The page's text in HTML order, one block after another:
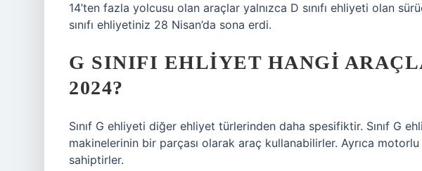
14’ten fazla yolcusu olan araçlar yalnızca D sınıfı ehliyeti olan
sınıfı ehliyetiniz 28 Nisan’da sona erdi.
G SINIFI EHLIYET HANGI
2024?
Sınıf G ehliyeti diğer ehliyet türlerinden daha spesifiktir. Sınıf G
makinelerinin bir parçası olarak araç kullanabilirler. Ayrıca
sahiptirler.